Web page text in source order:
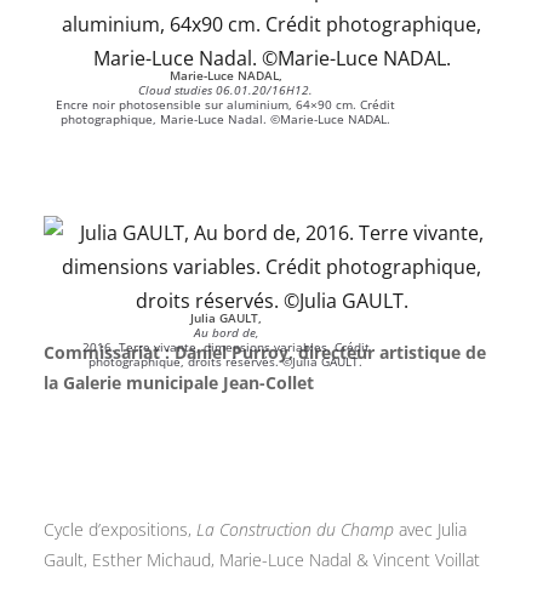
Marie-Luce NADAL,
Cloud studies 06.01.20/16H12.
Encre noir photosensible sur aluminium, 64×90 cm. Crédit
photographique, Marie-Luce Nadal. ©Marie-Luce NADAL.
Julia GAULT,
Au bord de,
2016. Terre vivante, dimensions variables. Crédit
photographique, droits réservés. ©Julia GAULT.
Commissariat : Daniel Purroy, directeur artistique de
la Galerie municipale Jean-Collet
Cycle d’expositions, La Construction du Champ avec Julia
Gault, Esther Michaud, Marie-Luce Nadal & Vincent Voillat